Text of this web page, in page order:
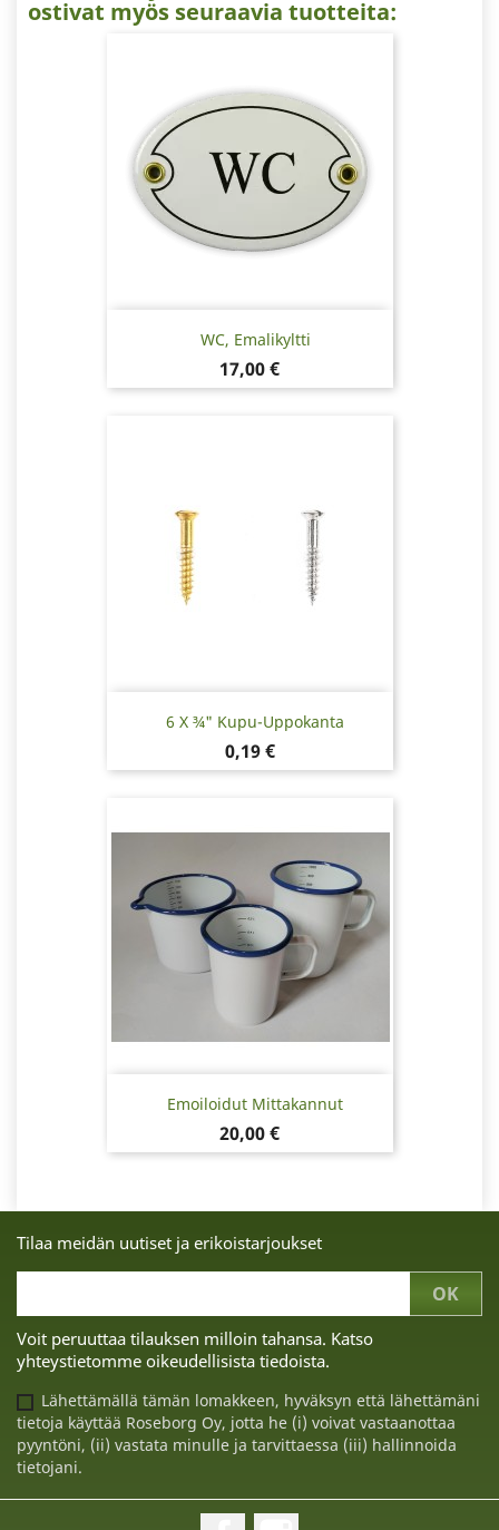
ostivat myös seuraavia tuotteita:
WC, Emalikyltti
Hinta
17,00 €
6 X ¾" Kupu-Uppokanta
Hinta
0,19 €
Emoiloidut Mittakannut
Hinta
20,00 €
Tilaa meidän uutiset ja erikoistarjoukset
Voit peruuttaa tilauksen milloin tahansa. Katso
yhteystietomme oikeudellisista tiedoista.
Lähettämällä tämän lomakkeen, hyväksyn että lähettämäni
tietoja käyttää Roseborg Oy, jotta he (i) voivat vastaanottaa
pyyntöni, (ii) vastata minulle ja tarvittaessa (iii) hallinnoida
tietojani.